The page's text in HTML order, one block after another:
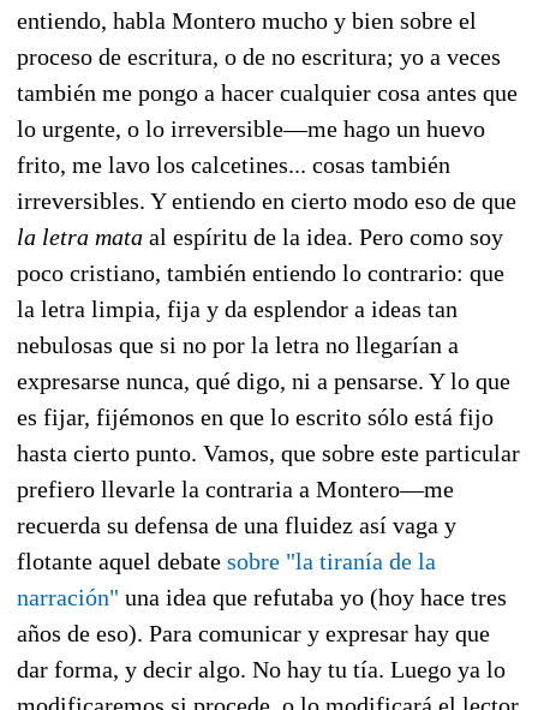
entiendo, habla Montero mucho y bien sobre el
proceso de escritura, o de no escritura; yo a veces
también me pongo a hacer cualquier cosa antes que
lo urgente, o lo irreversible—me hago un huevo
frito, me lavo los calcetines... cosas también
irreversibles. Y entiendo en cierto modo eso de que
la letra mata al espíritu de la idea. Pero como soy
poco cristiano, también entiendo lo contrario: que
la letra limpia, fija y da esplendor a ideas tan
nebulosas que si no por la letra no llegarían a
expresarse nunca, qué digo, ni a pensarse. Y lo que
es fijar, fijémonos en que lo escrito sólo está fijo
hasta cierto punto. Vamos, que sobre este particular
prefiero llevarle la contraria a Montero—me
recuerda su defensa de una fluidez así vaga y
flotante aquel debate sobre "la tiranía de la
narración" una idea que refutaba yo (hoy hace tres
años de eso). Para comunicar y expresar hay que
dar forma, y decir algo. No hay tu tía. Luego ya lo